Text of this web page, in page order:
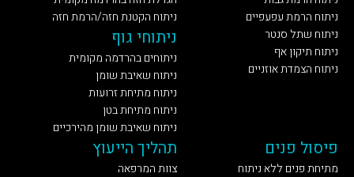
ניתוח הרמת עפעפיים
ניתוח שתל סנטר
ניתוח תיקון אף
ניתוח הצמדת אוזניים
ניתוח הקטנת חזה/הרמת חזה
ניתוחי גוף
ניתוחים בהרדמה מקומית
ניתוח שאיבת שומן
ניתוח מתיחת זרועות
ניתוח מתיחת בטן
ניתוח שאיבת שומן מהירכיים
פיסול פנים
מתיחת פנים ללא ניתוח
תהליך הייעוץ
צוות המרפאה